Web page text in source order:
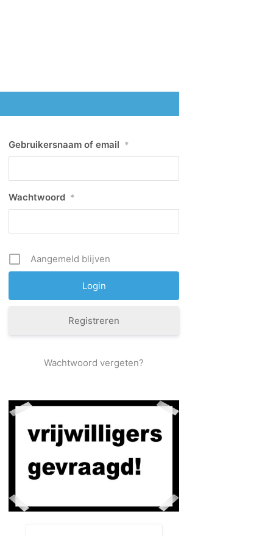
Gebruikersnaam of email *
Wachtwoord *
Aangemeld blijven
Registreren
Wachtwoord vergeten?